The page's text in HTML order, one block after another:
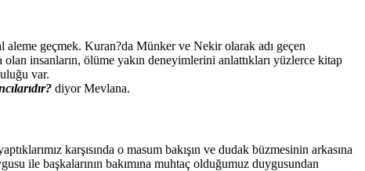
geçmek. Kuran?da Münker ve Nekir olarak adı geçen
insanların, ölüme yakın deneyimlerini anlattıkları yüzlerce kitap
var.
diyor Mevlana.
karşısında o masum bakışın ve dudak büzmesinin arkasına
ile başkalarının bakımına muhtaç olduğumuz duygusundan